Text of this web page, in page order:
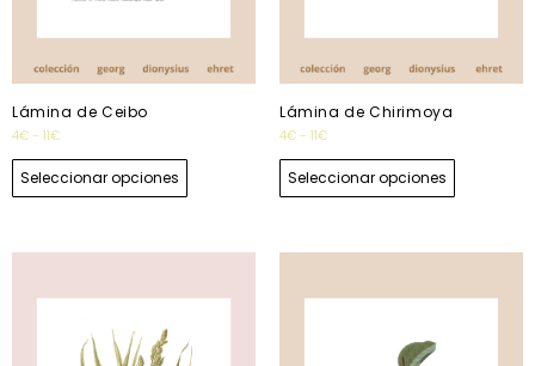
Lámina de Ceibo
4€ - 11€
Seleccionar opciones
Lámina de Chirimoya
4€ - 11€
Seleccionar opciones